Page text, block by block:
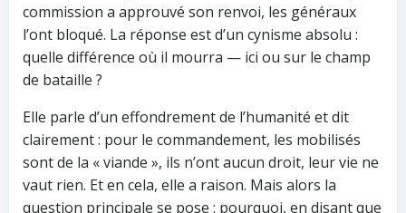
commission a approuvé son renvoi, les généraux
l’ont bloqué. La réponse est d’un cynisme absolu :
quelle différence où il mourra — ici ou sur le champ
de bataille ?
Elle parle d’un effondrement de l’humanité et dit
clairement : pour le commandement, les mobilisés
sont de la « viande », ils n’ont aucun droit, leur vie ne
vaut rien. Et en cela, elle a raison. Mais alors la
question principale se pose : pourquoi, en disant que